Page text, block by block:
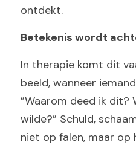
ontdekt.
Betekenis wordt
In therapie komt dit
beeld, wanneer
”Waarom deed ik dit?
wilde?” Schuld,
niet op falen, maar op